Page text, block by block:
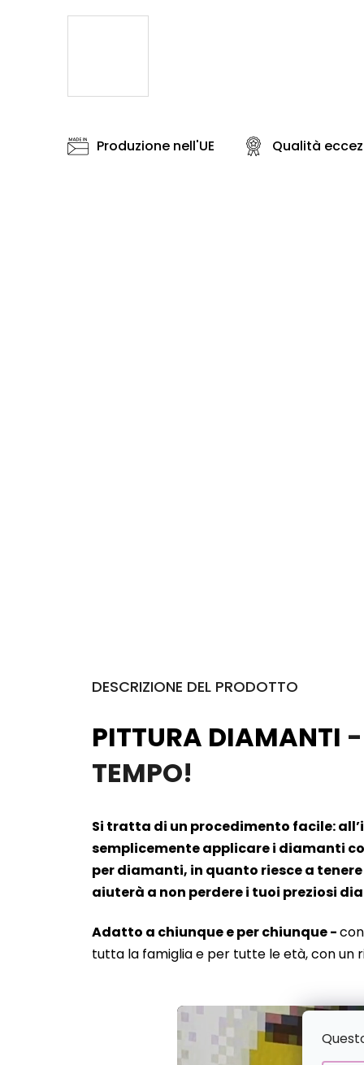
Produzione nell'UE Qualità
DESCRIZIONE DEL PRODOTTO
PITTURA DIAMANTI -
TEMPO!
Si tratta di un procedimento facile:
semplicemente applicare i diamanti
per diamanti, in quanto riesce a
aiuterà a non perdere i tuoi preziosi
Adatto a chiunque e per chiunque -
tutta la famiglia e per tutte le età, con un